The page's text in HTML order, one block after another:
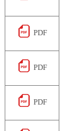
PDF
PDF
PDF